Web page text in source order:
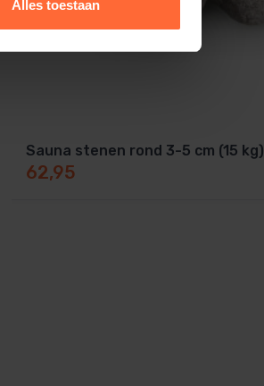
Alles toestaan
Sauna stenen rond 3-5 cm (15 kg)
62,95